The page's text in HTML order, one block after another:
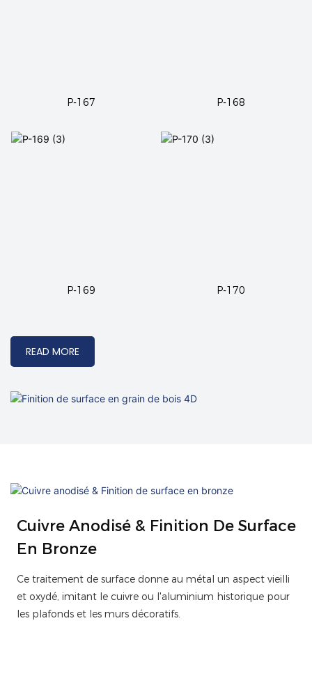
P-167 P-168
P-169 P-170
READ MORE
Cuivre Anodisé & Finition De Surface
En Bronze
Ce traitement de surface donne au métal un aspect vieilli
et oxydé, imitant le cuivre ou l'aluminium historique pour
les plafonds et les murs décoratifs.